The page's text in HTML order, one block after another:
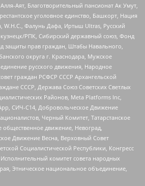
Аят, Благотворительный пансионат Ак Умут,
уголовное единство, Башкорт, Нация
W.H.С., Фалунь Дафа, Иртыш Ultras, Русский
РПК, Сибирский державный союз, Фонд
защиты прав граждан, Штабы Навального,
округа г. Краснодара, Мужское
русского движения, Народное
граждан РСФСР СССР Архангельской
СССР, Держава Союз Советских Светлых
Районов, Meta Platforms Inc,
СИЧ-С14, Добровольческое Движение
Черный Комитет, Татарстанское
общественное движение, Невоград,
Движение Весна, Верховный Совет
Социалистической Республики, Конгресс
комитет совета народных
Этническое национальное объединение,